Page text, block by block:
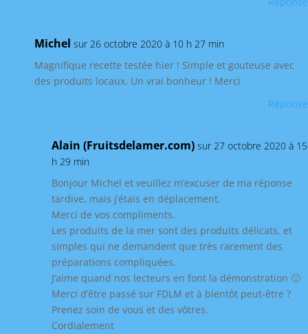
Michel sur 26 octobre 2020 à 10 h 27 min
Magnifique recette testée hier ! Simple et gouteuse avec
des produits locaux. Un vrai bonheur ! Merci
Réponse
Alain (Fruitsdelamer.com) sur 27 octobre 2020 à 15
h 29 min
Bonjour Michel et veuillez m’excuser de ma réponse
tardive, mais j’étais en déplacement.
Merci de vos compliments.
Les produits de la mer sont des produits délicats, et
simples qui ne demandent que très rarement des
préparations compliquées.
J’aime quand nos lecteurs en font la démonstration 🙂
Merci d’être passé sur FDLM et à bientôt peut-être ?
Prenez soin de vous et des vôtres.
Cordialement